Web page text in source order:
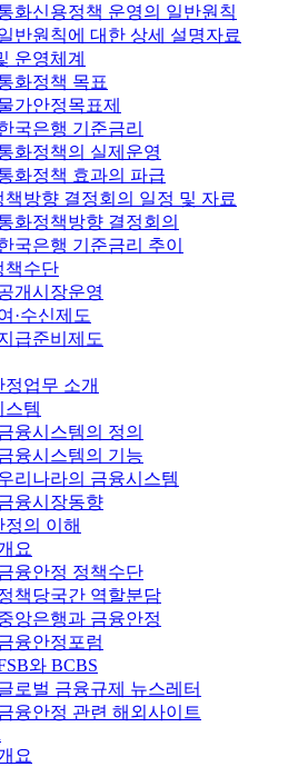
화신용정책 운영의 일반원칙
반원칙에 대한 상세 설명자료
운영체계
화정책 목표
가안정목표제
국은행 기준금리
화정책의 실제운영
화정책 효과의 파급
책방향 결정회의 일정 및 자료
화정책방향 결정회의
국은행 기준금리 추이
책수단
개시장운영
·수신제도
급준비제도
정업무 소개
스템
융시스템의 정의
융시스템의 기능
리나라의 금융시스템
융시장동향
정의 이해
요
융안정 정책수단
책당국간 역할분담
앙은행과 금융안정
융안정포럼
와 BCBS
로벌 금융규제 뉴스레터
융안정 관련 해외사이트
요